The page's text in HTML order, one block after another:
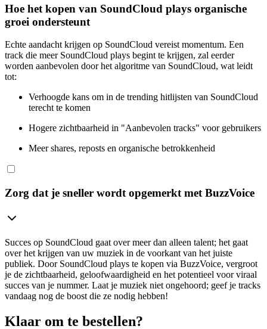
Hoe het kopen van SoundCloud plays organische
groei ondersteunt
Echte aandacht krijgen op SoundCloud vereist momentum. Een
track die meer SoundCloud plays begint te krijgen, zal eerder
worden aanbevolen door het algoritme van SoundCloud, wat leidt
tot:
Verhoogde kans om in de trending hitlijsten van SoundCloud
terecht te komen
Hogere zichtbaarheid in "Aanbevolen tracks" voor gebruikers
Meer shares, reposts en organische betrokkenheid
Zorg dat je sneller wordt opgemerkt met BuzzVoice
Succes op SoundCloud gaat over meer dan alleen talent; het gaat
over het krijgen van uw muziek in de voorkant van het juiste
publiek. Door SoundCloud plays te kopen via BuzzVoice, vergroot
je de zichtbaarheid, geloofwaardigheid en het potentieel voor viraal
succes van je nummer. Laat je muziek niet ongehoord; geef je tracks
vandaag nog de boost die ze nodig hebben!
Klaar om te bestellen?